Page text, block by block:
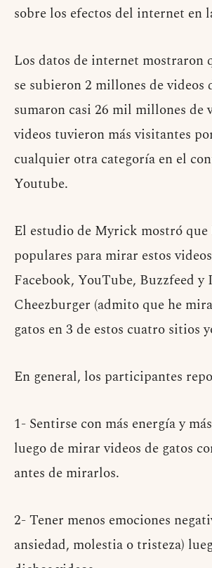
sobre los efectos del internet en
Los datos de internet mostraron
se subieron 2 millones de videos
sumaron casi 26 mil millones de
videos tuvieron más visitantes
cualquier otra categoría en el
Youtube.
El estudio de Myrick mostró que
populares para mirar estos
Facebook, YouTube, Buzzfeed y
Cheezburger (admito que he
gatos en 3 de estos cuatro sitios
En general, los participantes
1- Sentirse con más energía y
luego de mirar videos de gatos
antes de mirarlos.
2- Tener menos emociones
ansiedad, molestia o tristeza)